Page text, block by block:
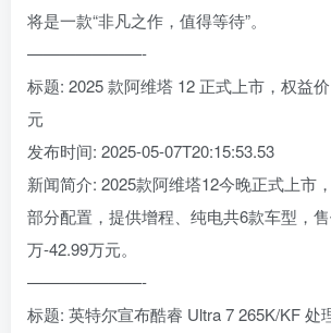
将是一款“非凡之作，值得等待”。
———————-
标题: 2025 款阿维塔 12 正式上市，权益
元
发布时间: 2025-05-07T20:15:53.53
新闻简介: 2025款阿维塔12今晚正式上市
部分配置，提供增程、纯电共6款车型，
万-42.99万元。
———————-
标题: 英特尔宣布酷睿 Ultra 7 265K/KF 处